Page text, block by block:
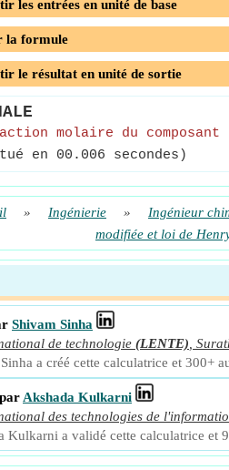
les entrées en unité de base
la formule
le résultat en unité de sortie
molaire du
en 00.006 secondes)
» Ingénierie » Ingénieur
modifiée et loi de
Shivam Sinha
de technologie (LENTE)
a créé cette calculatrice et 300+
Akshada Kulkarni
des technologies de
Kulkarni a validé cette calculatrice et